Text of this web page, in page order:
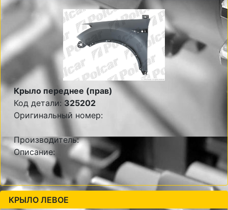
Крыло переднее (прав)
Код детали: 325202
Оригинальный номер:
Производитель:
Описание:
КРЫЛО ЛЕВОЕ